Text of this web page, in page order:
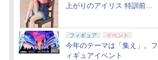
上がりのアイリス 特訓前
フィギュア イベント
今年のテーマは「集え」。フ
ィギュアイベント